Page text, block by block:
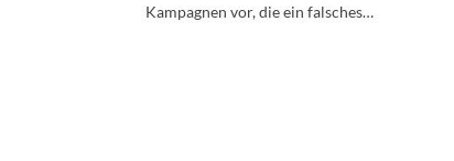
Kampagnen vor, die ein falsches…